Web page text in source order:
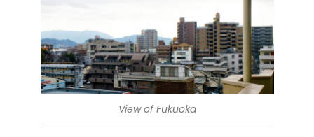
View of Fukuoka